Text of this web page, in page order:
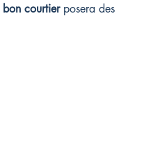
bon courtier posera des